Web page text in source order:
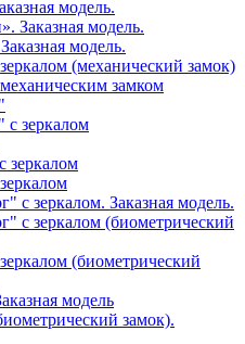
модель.
Заказная модель.
модель.
(механический замок)
замком
с зеркалом
зеркалом
с зеркалом. Заказная модель.
с зеркалом (биометрический
(биометрический
модель
замок).